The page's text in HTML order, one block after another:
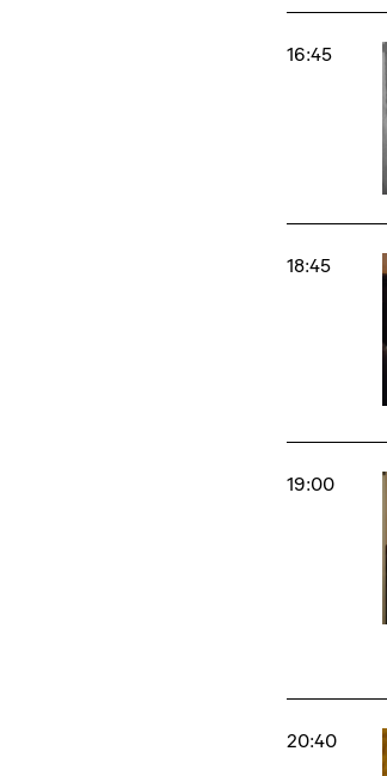
16:45
18:45
19:00
20:40